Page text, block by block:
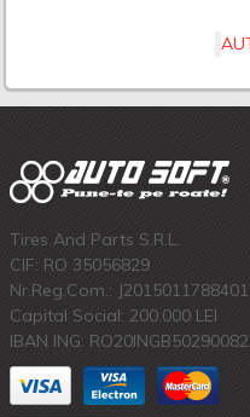
Tires And Parts S.R.L.
CIF: RO 35056829
Nr.Reg.Com.: J2015011788401
Capital Social: 200.000 LEI
IBAN ING: